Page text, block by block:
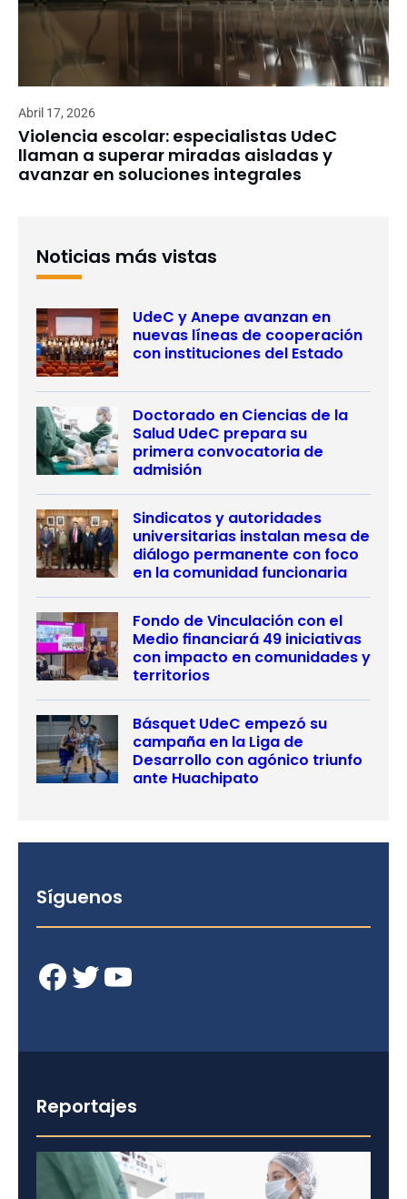
Abril 17, 2026
Violencia escolar: especialistas UdeC
llaman a superar miradas aisladas y
avanzar en soluciones integrales
Noticias más vistas
UdeC y Anepe avanzan en
nuevas líneas de cooperación
con instituciones del Estado
Doctorado en Ciencias de la
Salud UdeC prepara su
primera convocatoria de
admisión
Sindicatos y autoridades
universitarias instalan mesa de
diálogo permanente con foco
en la comunidad funcionaria
Fondo de Vinculación con el
Medio financiará 49 iniciativas
con impacto en comunidades y
territorios
Básquet UdeC empezó su
campaña en la Liga de
Desarrollo con agónico triunfo
ante Huachipato
Síguenos
Facebook Twitter YouTube
Reportajes